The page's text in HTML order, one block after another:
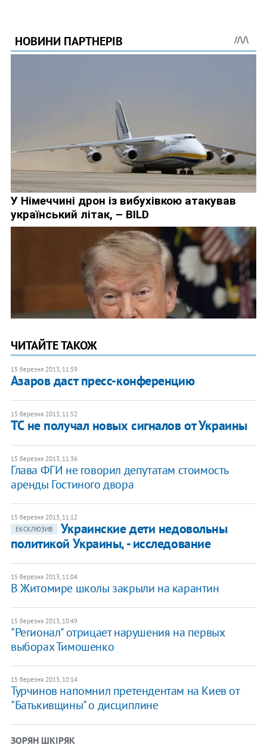
ЧИТАЙТЕ ТАКОЖ
15 березня 2013, 11:59
Азаров даст пресс-конференцию
15 березня 2013, 11:52
ТС не получал новых сигналов от Украины
15 березня 2013, 11:36
Глава ФГИ не говорил депутатам стоимость
аренды Гостиного двора
15 березня 2013, 11:12
ЕКСКЛЮЗИВ
Украинские дети недовольны
политикой Украины, - исследование
15 березня 2013, 11:04
В Житомире школы закрыли на карантин
15 березня 2013, 10:49
"Регионал" отрицает нарушения на первых
выборах Тимошенко
15 березня 2013, 10:14
Турчинов напомнил претендентам на Киев от
"Батькивщины" о дисциплине
ЗОРЯН ШКІРЯК